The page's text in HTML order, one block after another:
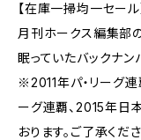
【在庫一掃均一セー
月刊ホークス編集部
眠っていたバックナン
※2011年パ・リーグ連
ーグ連覇、2015年日
おります。ご了承くださ